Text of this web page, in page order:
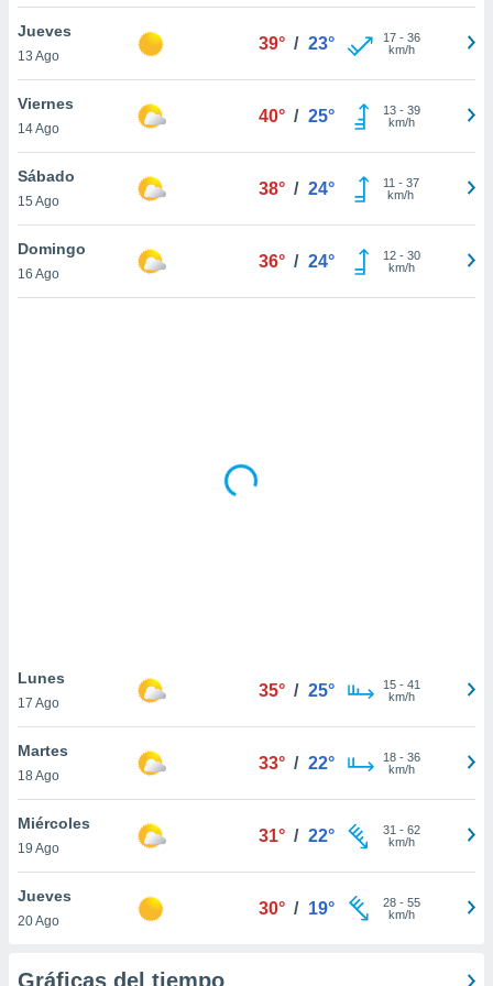
sitio
En
sean
el sitio
ni para
o
similares
como
sitio
de
traten tus
en
interés
su
Jueves
13 Ago
39° / 23° 17- 36
km/h
Viernes
14 Ago
40° / 25° 13- 39
km/h
Sábado
15 Ago
38° / 24° 11 - 37
km/h
Domingo
16 Ago
36° / 24° 12- 30
km/h
Lunes
17 Ago
35° / 25° 15- 41
km/h
Martes
18 Ago
33° / 22° 18- 36
km/h
Miércoles
19 Ago
31° / 22° 31 - 62
km/h
Jueves
20 Ago
30° / 19° 28- 55
km/h
Gráficas del tiempo